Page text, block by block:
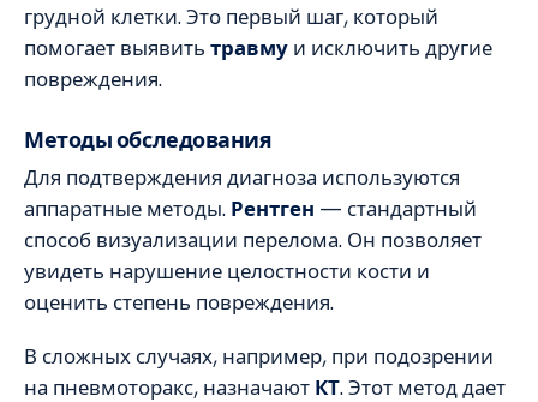
грудной клетки. Это первый шаг, который
помогает выявить травму и исключить другие
повреждения.
Методы обследования
Для подтверждения диагноза используются
аппаратные методы. Рентген — стандартный
способ визуализации перелома. Он позволяет
увидеть нарушение целостности кости и
оценить степень повреждения.
В сложных случаях, например, при подозрении
на пневмоторакс, назначают КТ. Этот метод дает